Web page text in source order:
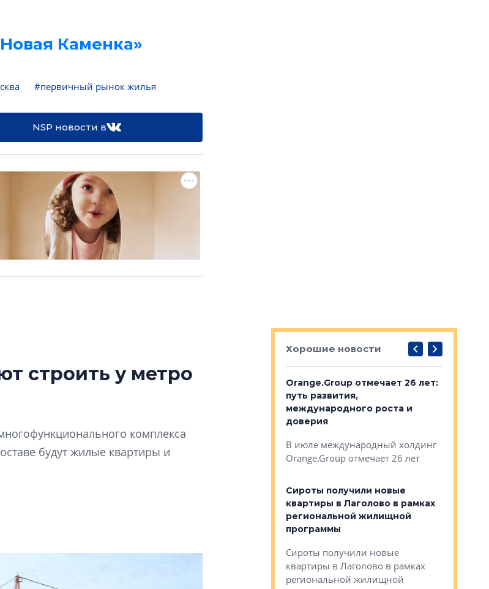
Каменка»
#первичный рынок жилья
NSP новости в
строить у метро
комплекса
будут жилые квартиры и
Хорошие новости
В Санкт-Петербурге выбрали
девятый сезон творческого
строить и жить помогает»
В Красногвардейском районе
Orange.Group отмечает 26 лет:
путь развития,
международного роста и
доверия
В июле международный холдинг
Orange.Group отмечает 26 лет
Сироты получили новые
квартиры в Лаголово в рамках
региональной жилищной
программы
Сироты получили новые
квартиры в Лаголово в рамках
региональной жилищной